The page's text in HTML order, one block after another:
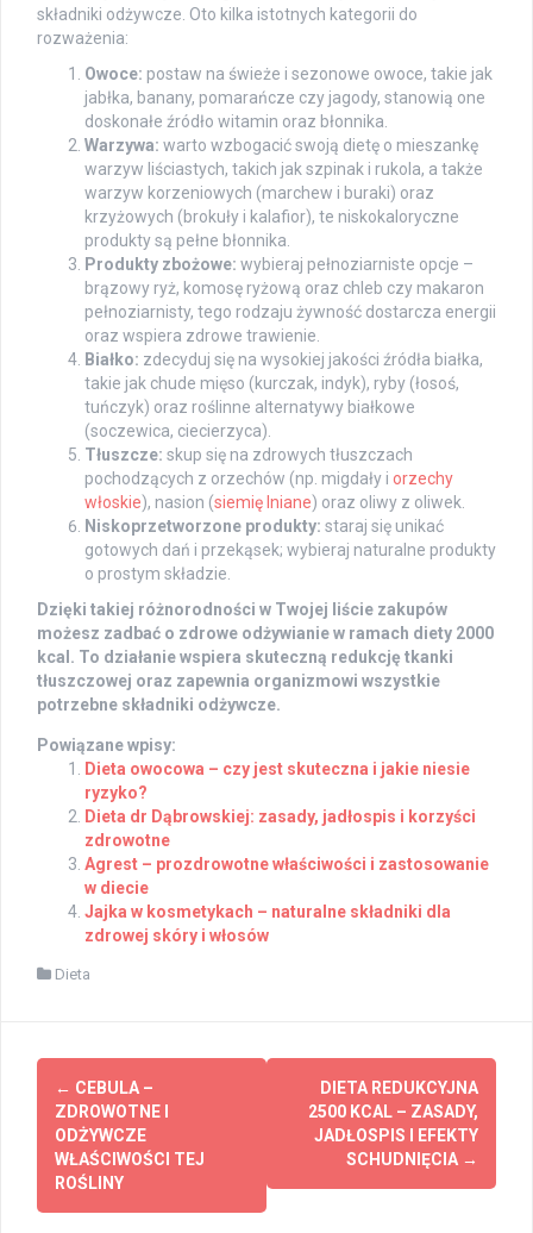
składniki odżywcze. Oto kilka istotnych kategorii do
rozważenia:
Owoce: postaw na świeże i sezonowe owoce, takie jak
jabłka, banany, pomarańcze czy jagody, stanowią one
doskonałe źródło witamin oraz błonnika.
Warzywa: warto wzbogacić swoją dietę o mieszankę
warzyw liściastych, takich jak szpinak i rukola, a także
warzyw korzeniowych (marchew i buraki) oraz
krzyżowych (brokuły i kalafior), te niskokaloryczne
produkty są pełne błonnika.
Produkty zbożowe: wybieraj pełnoziarniste opcje –
brązowy ryż, komosę ryżową oraz chleb czy makaron
pełnoziarnisty, tego rodzaju żywność dostarcza energii
oraz wspiera zdrowe trawienie.
Białko: zdecyduj się na wysokiej jakości źródła białka,
takie jak chude mięso (kurczak, indyk), ryby (łosoś,
tuńczyk) oraz roślinne alternatywy białkowe
(soczewica, ciecierzyca).
Tłuszcze: skup się na zdrowych tłuszczach
pochodzących z orzechów (np. migdały i orzechy
włoskie), nasion (siemię lniane) oraz oliwy z oliwek.
Niskoprzetworzone produkty: staraj się unikać
gotowych dań i przekąsek; wybieraj naturalne produkty
o prostym składzie.
Dzięki takiej różnorodności w Twojej liście zakupów
możesz zadbać o zdrowe odżywianie w ramach diety 2000
kcal . To działanie wspiera skuteczną redukcję tkanki
tłuszczowej oraz zapewnia organizmowi wszystkie
potrzebne składniki odżywcze.
Powiązane wpisy:
Dieta owocowa – czy jest skuteczna i jakie niesie
ryzyko?
Dieta dr Dąbrowskiej: zasady, jadłospis i korzyści
zdrowotne
Agrest – prozdrowotne właściwości i zastosowanie
w diecie
Jajka w kosmetykach – naturalne składniki dla
zdrowej skóry i włosów
Dieta
Post
navigation
← CEBULA –
ZDROWOTNE I
ODŻYWCZE
WŁAŚCIWOŚCI TEJ
ROŚLINY
DIETA REDUKCYJNA
2500 KCAL – ZASADY,
JADŁOSPIS I EFEKTY
SCHUDNIĘCIA →